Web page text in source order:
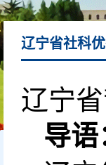
辽宁省社科
辽宁
导语